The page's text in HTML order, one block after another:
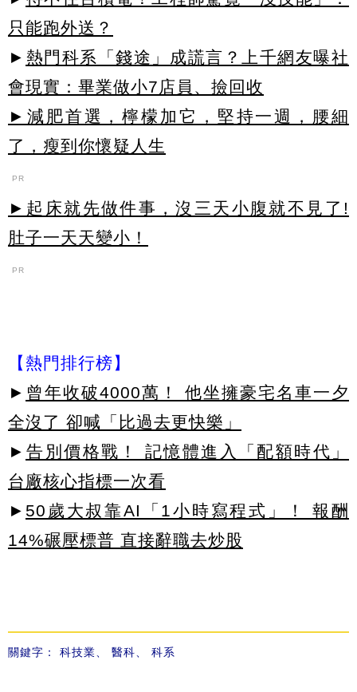
只能跑外送？
► 熱門科系「錢途」成謊言？上千網友曝社
會現實：畢業做小7店員、撿回收
►減肥首選，檸檬加它，堅持一週，腰細
了，瘦到你懷疑人生
PR
►起床就先做件事，沒三天小腹就不見了!
肚子一天天變小！
PR
【熱門排行榜】
► 曾年收破4000萬！ 他坐擁豪宅名車一夕
全沒了 卻喊「比過去更快樂」
► 告別價格戰！ 記憶體進入「配額時代」
台廠核心指標一次看
► 50歲大叔靠AI「1小時寫程式」！ 報酬
14%碾壓標普 直接辭職去炒股
關鍵字： 科技業 醫科 科系